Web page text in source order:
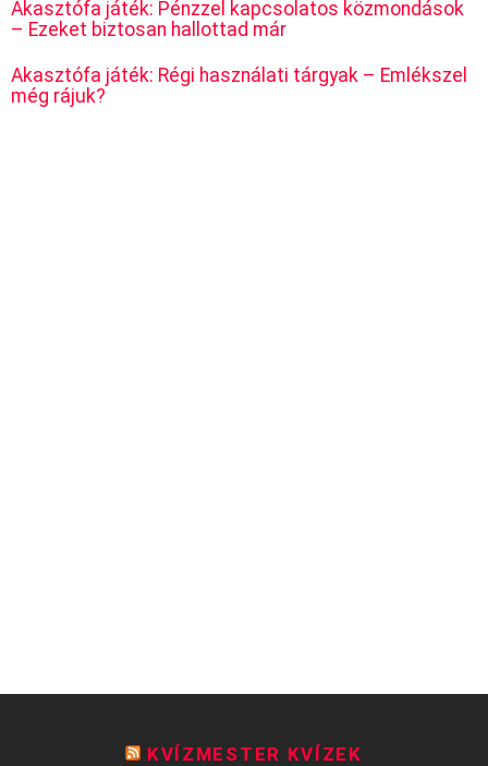
Akasztófa játék: Pénzzel kapcsolatos közmondások
– Ezeket biztosan hallottad már
Akasztófa játék: Régi használati tárgyak – Emlékszel
még rájuk?
KVÍZMESTER KVÍZEK